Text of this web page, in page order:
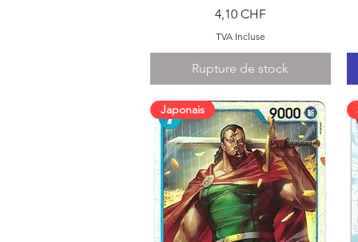
Prix
4,10 CHF
TVA Incluse
Rupture de stock
Japonais